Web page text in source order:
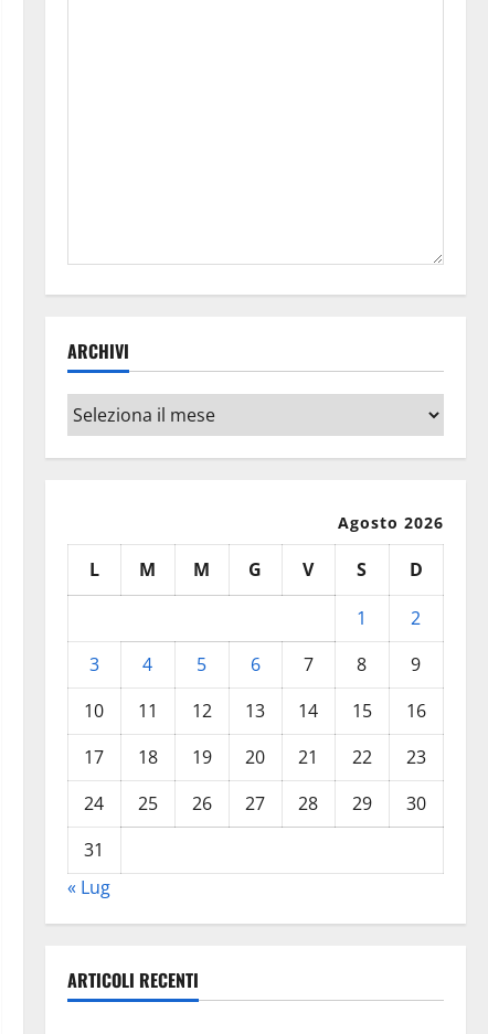
ARCHIVI
Archivi
Agosto 2026
L M M G V S
D
1
2
3
4 5 6 7 8
9
10
11 12 13 14 15
16
17
18 19 20 21 22
23
24
25 26 27 28 29
30
31
« Lug
ARTICOLI RECENTI